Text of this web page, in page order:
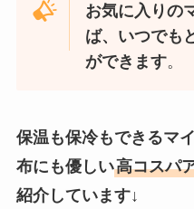
お気に入りの
ば、いつでも
ができます。
保温も保冷もできるマ
布にも優しい高コスパ
紹介しています↓